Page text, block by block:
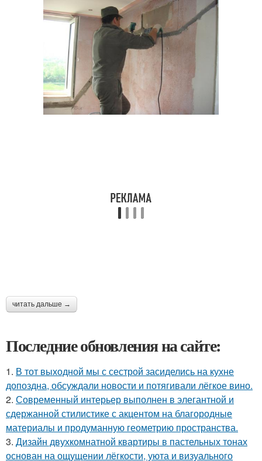
читать дальше →
Последние обновления на сайте:
1. В тот выходной мы с сестрой засиделись на кухне
допоздна, обсуждали новости и потягивали лёгкое вино.
2. Современный интерьер выполнен в элегантной и
сдержанной стилистике с акцентом на благородные
материалы и продуманную геометрию пространства.
3. Дизайн двухкомнатной квартиры в пастельных тонах
основан на ощущении лёгкости, уюта и визуального